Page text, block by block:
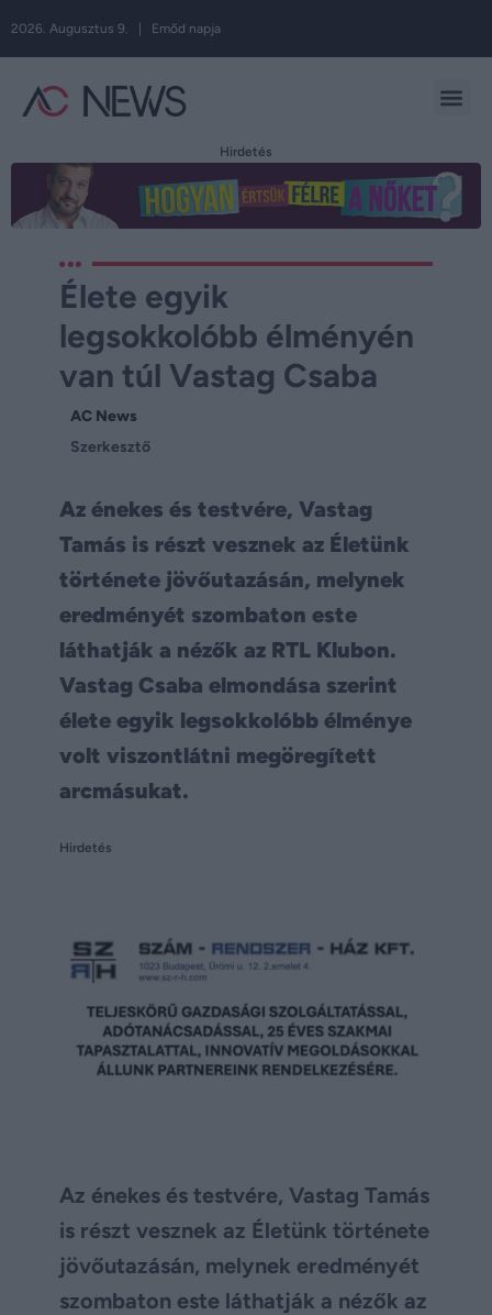
2026. Augusztus 9. | Emőd napja
Hirdetés
Élete egyik
legsokkolóbb élményén
van túl Vastag Csaba
AC News
Szerkesztő
Az énekes és testvére, Vastag
Tamás is részt vesznek az Életünk
története jövőutazásán, melynek
eredményét szombaton este
láthatják a nézők az RTL Klubon.
Vastag Csaba elmondása szerint
élete egyik legsokkolóbb élménye
volt viszontlátni megöregített
arcmásukat.
Hirdetés
Az énekes és testvére, Vastag Tamás
is részt vesznek az Életünk története
jövőutazásán, melynek eredményét
szombaton este láthatják a nézők az